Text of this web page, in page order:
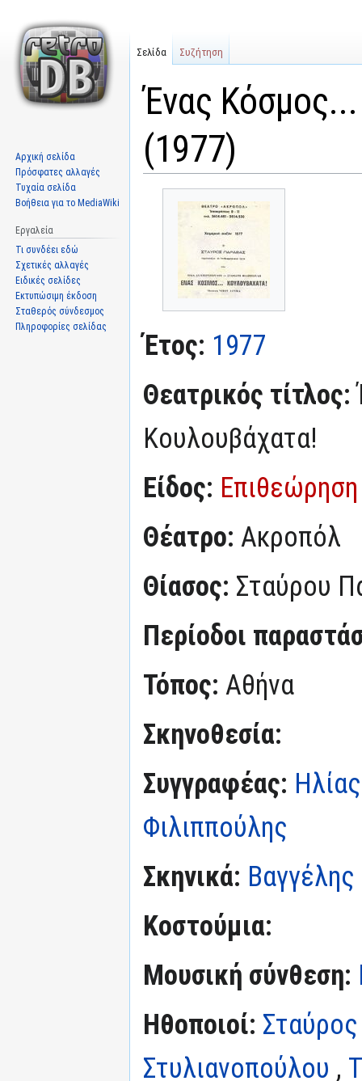
Ένας
(1977)
αναζήτηση
Έτος: 1977
Θεατρικός τίτλος:
Κουλουβάχατα!
Είδος: Επιθεώρηση
Θέατρο: Ακροπόλ
Θίασος: Σταύρου
Περίοδοι
Τόπος: Αθήνα
Σκηνοθεσία:
Συγγραφέας:
Φιλιππούλης
Σκηνικά:
Κοστούμια:
Μουσική σύνθεση:
Ηθοποιοί:
Στυλιανοπούλου ,
Σελίδα Συζήτηση
Αρχική σελίδα
Πρόσφατες αλλαγές
Τυχαία σελίδα
Βοήθεια για το MediaWiki
Εργαλεία
Τι συνδέει εδώ
Σχετικές αλλαγές
Ειδικές σελίδες
Εκτυπώσιμη έκδοση
Σταθερός σύνδεσμος
Πληροφορίες σελίδας